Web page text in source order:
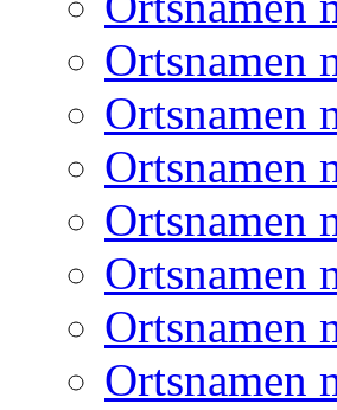
Ortsnamen
Ortsnamen
Ortsnamen
Ortsnamen
Ortsnamen
Ortsnamen
Ortsnamen